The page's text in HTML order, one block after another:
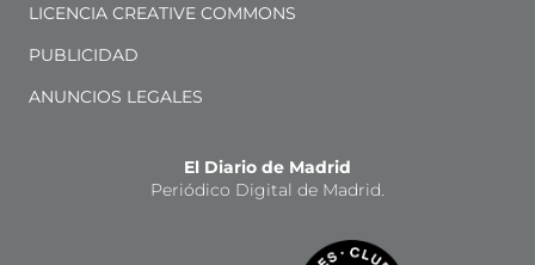
LICENCIA CREATIVE COMMONS
PUBLICIDAD
ANUNCIOS LEGALES
El Diario de Madrid
Periódico Digital de Madrid.